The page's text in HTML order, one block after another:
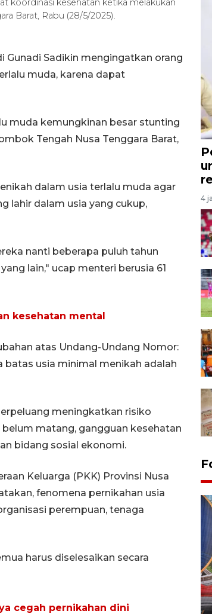
koordinasi kesehatan ketika melakukan
Barat, Rabu (28/5/2025).
Gunadi Sadikin mengingatkan orang
muda, karena dapat
muda kemungkinan besar stunting
Tengah Nusa Tenggara Barat,
dalam usia terlalu muda agar
lahir dalam usia yang cukup,
nanti beberapa puluh tahun
lain," ucap menteri berusia 61
kesehatan mental
atas Undang-Undang Nomor:
batas usia minimal menikah adalah
meningkatkan risiko
matang, gangguan kesehatan
bidang sosial ekonomi.
Keluarga (PKK) Provinsi Nusa
fenomena pernikahan usia
perempuan, tenaga
harus diselesaikan secara
cegah pernikahan dini
4
Stasiun Bogor